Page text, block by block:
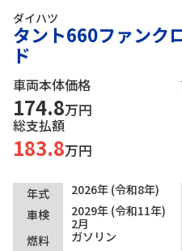
ダイハツ
タント660ファンク
ド
車両本体価格
174.8万円
総支払額
183.8万円
年式 2026年 (令和8年)
車検
2029年 (令和11年)
2月
燃料
ガソリン